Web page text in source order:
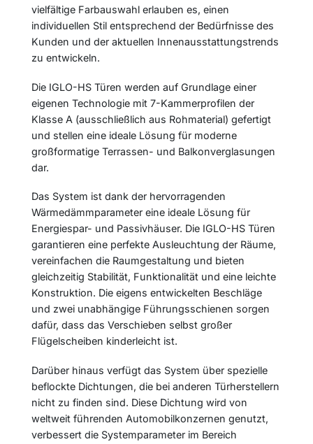
vielfältige Farbauswahl erlauben es, einen
individuellen Stil entsprechend der Bedürfnisse des
Kunden und der aktuellen Innenausstattungstrends
zu entwickeln.
Die IGLO-HS Türen werden auf Grundlage einer
eigenen Technologie mit 7-Kammerprofilen der
Klasse A (ausschließlich aus Rohmaterial) gefertigt
und stellen eine ideale Lösung für moderne
großformatige Terrassen- und Balkonverglasungen
dar.
Das System ist dank der hervorragenden
Wärmedämmparameter eine ideale Lösung für
Energiespar- und Passivhäuser. Die IGLO-HS Türen
garantieren eine perfekte Ausleuchtung der Räume,
vereinfachen die Raumgestaltung und bieten
gleichzeitig Stabilität, Funktionalität und eine leichte
Konstruktion. Die eigens entwickelten Beschläge
und zwei unabhängige Führungsschienen sorgen
dafür, dass das Verschieben selbst großer
Flügelscheiben kinderleicht ist.
Darüber hinaus verfügt das System über spezielle
beflockte Dichtungen, die bei anderen Türherstellern
nicht zu finden sind. Diese Dichtung wird von
weltweit führenden Automobilkonzernen genutzt,
verbessert die Systemparameter im Bereich